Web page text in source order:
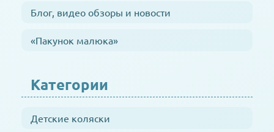
Блог, видео обзоры и новости
«Пакунок малюка»
Категории
Детские коляски